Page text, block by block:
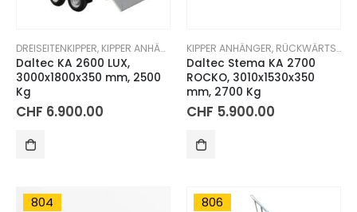
DREISEITENKIPPER, KIPPER ANHÄNGER
Daltec KA 2600 LUX,
3000x1800x350 mm, 2500
Kg
CHF 6.900.00
KIPPER ANHÄNGER, RÜCKWÄRTSKIPPER
Daltec Stema KA 2700
ROCKO, 3010x1530x350
mm, 2700 Kg
CHF 5.900.00
804 806